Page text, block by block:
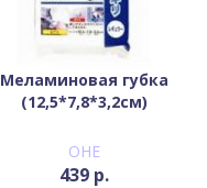
Меламиновая губка
(12,5*7,8*3,2см)
OHE
439 р.